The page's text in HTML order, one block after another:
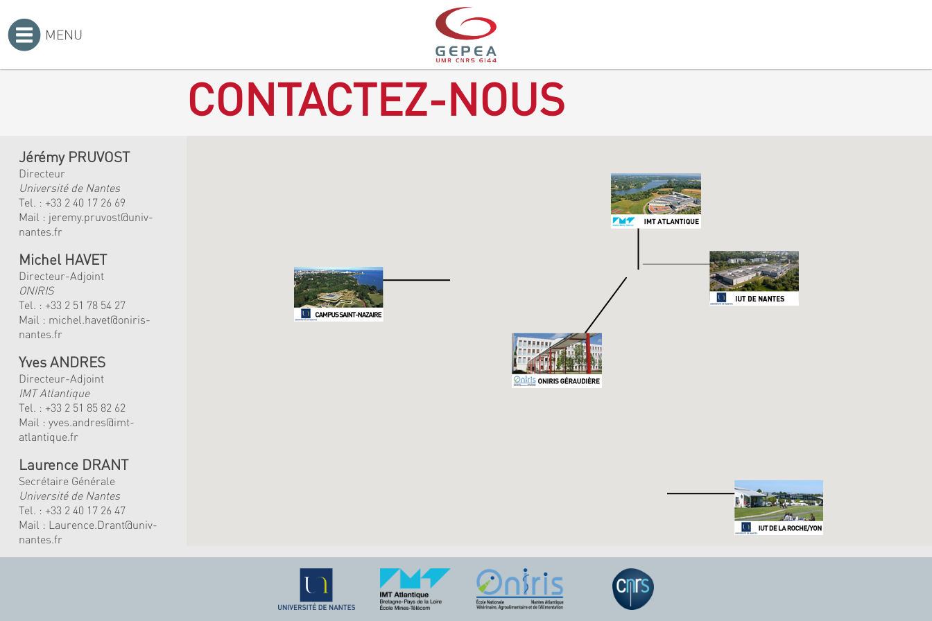
MENU
CONTACTEZ-NOUS
Jérémy PRUVOST
Directeur
Université de Nantes
Tel. : +33 2 40 17 26 69
Mail : jeremy.pruvost@univ-
nantes.fr
Michel HAVET
Directeur-Adjoint
ONIRIS
Tel. : +33 2 51 78 54 27
Mail : michel.havet@oniris-
nantes.fr
Yves ANDRES
Directeur-Adjoint
IMT Atlantique
Tel. : +33 2 51 85 82 62
Mail : yves.andres@imt-
atlantique.fr
Laurence DRANT
Secrétaire Générale
Université de Nantes
Tel. : +33 2 40 17 26 47
Mail : Laurence.Drant@univ-
nantes.fr